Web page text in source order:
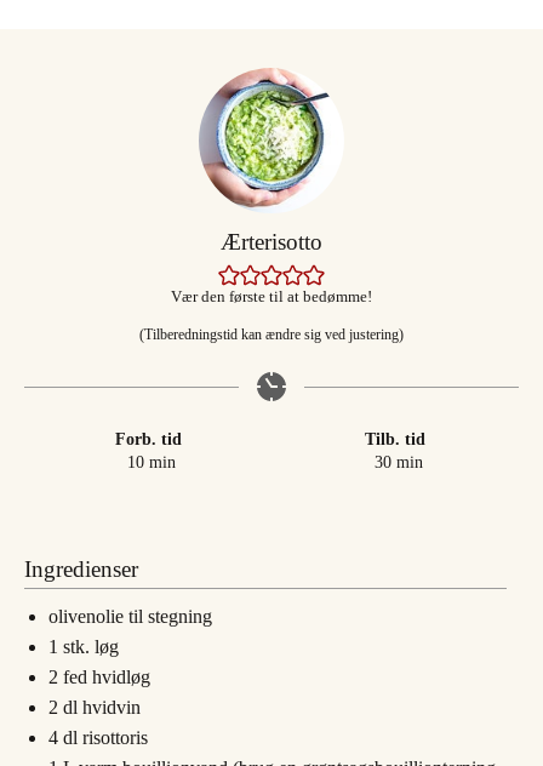
Ærterisotto
Vær den første til at bedømme!
(Tilberedningstid kan ændre sig ved justering)
Forb. tid
10minutter
min
Tilb. tid
30minutter
min
Ingredienser
olivenolie til stegning
1 stk. løg
2 fed hvidløg
2 dl hvidvin
4 dl risottoris